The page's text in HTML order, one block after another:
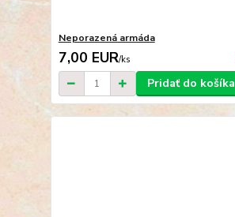
Neporazená armáda
7,00 EUR/ks
Pridať do košíka